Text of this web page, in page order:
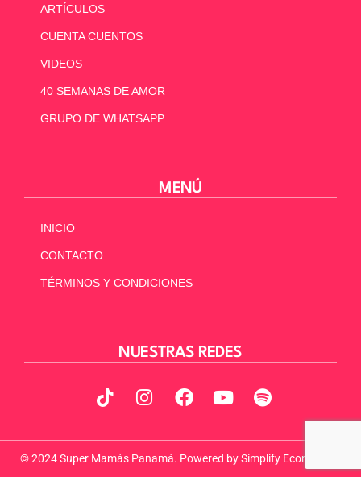
ARTÍCULOS
CUENTA CUENTOS
VIDEOS
40 SEMANAS DE AMOR
GRUPO DE WHATSAPP
MENÚ
INICIO
CONTACTO
TÉRMINOS Y CONDICIONES
NUESTRAS REDES
© 2024 Super Mamás Panamá. Powered by Simplify Ecommerce